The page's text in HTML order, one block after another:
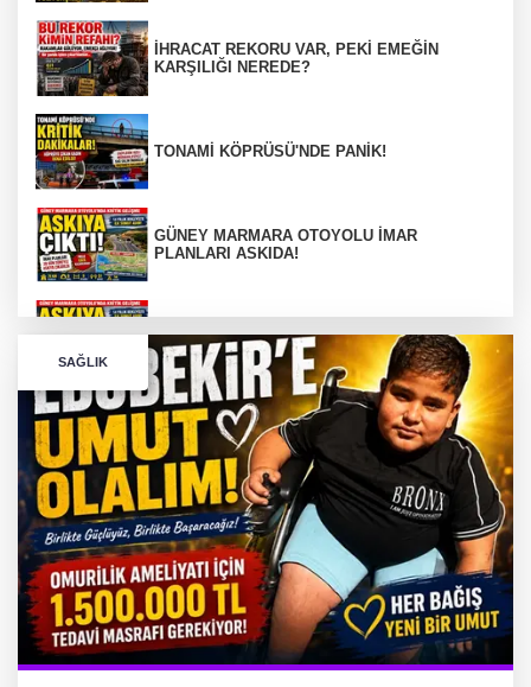
İHRACAT REKORU VAR, PEKİ EMEĞİN
KARŞILIĞI NEREDE?
TONAMİ KÖPRÜSÜ'NDE PANİK!
GÜNEY MARMARA OTOYOLU İMAR
PLANLARI ASKIDA!
PLANLARI ASKIDA!
256 PARÇA ESER ELE GEÇİRİLDİ
Görüntüler yapay zekamı ?
Otomobil Hurdaya Döndü
SAĞLIK